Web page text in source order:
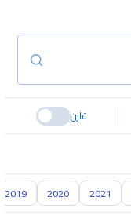
قارن
2021
2020
2019